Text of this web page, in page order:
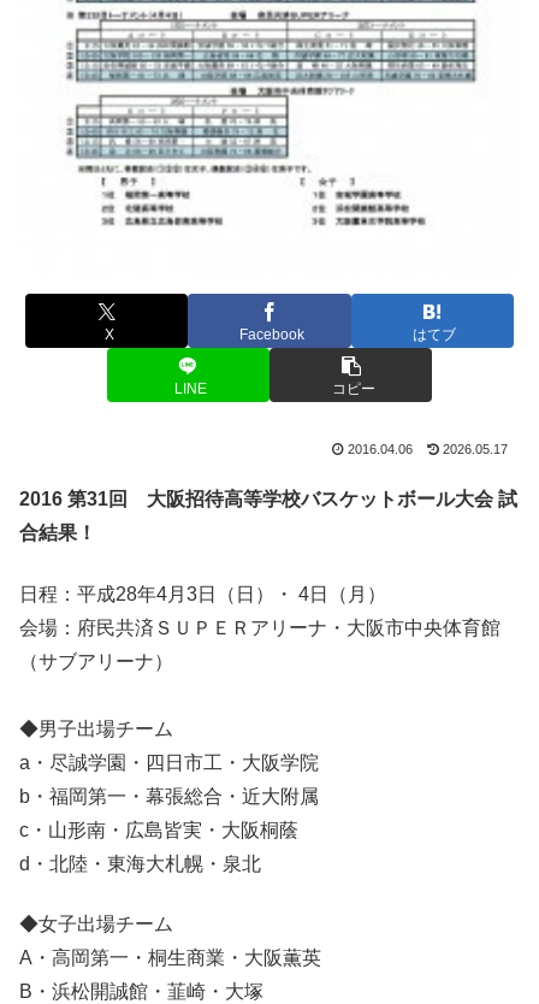
X Facebook はてブ
LINE コピー
2016.04.06 2026.05.17
2016 第31回 大阪招待高等学校バスケットボール大会 試
合結果！
日程：平成28年4月3日（日）・ 4日（月）
会場：府民共済ＳＵＰＥＲアリーナ・大阪市中央体育館
（サブアリーナ）
◆男子出場チーム
a・尽誠学園・四日市工・大阪学院
b・福岡第一・幕張総合・近大附属
c・山形南・広島皆実・大阪桐蔭
d・北陸・東海大札幌・泉北
◆女子出場チーム
A・高岡第一・桐生商業・大阪薫英
B・浜松開誠館・韮崎・大塚